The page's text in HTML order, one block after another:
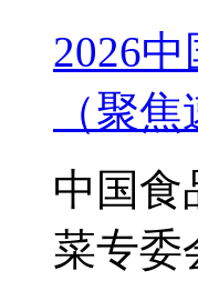
2026
（聚
中国食
菜专委